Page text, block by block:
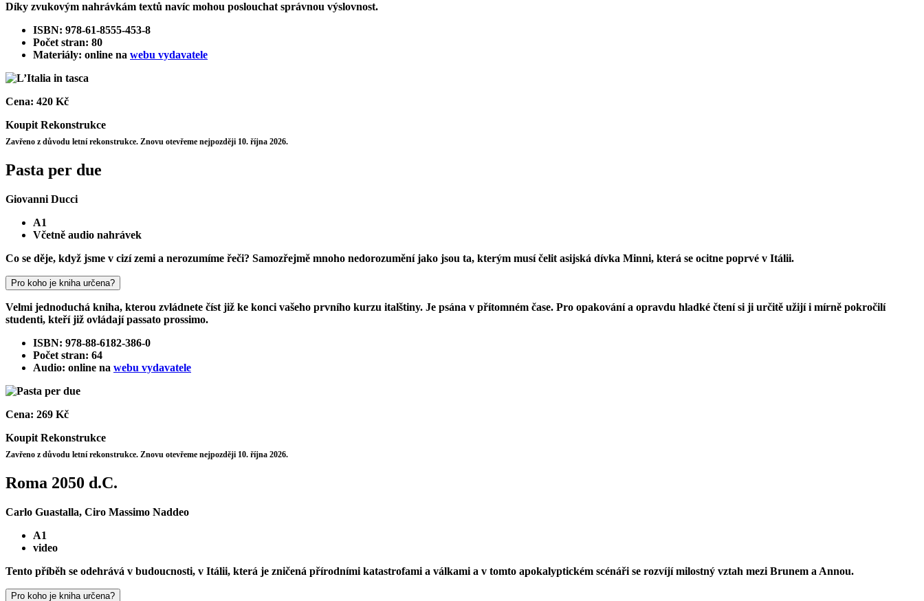
Díky zvukovým nahrávkám textů navíc mohou poslouchat správnou výslovnost.
ISBN: 978-61-8555-453-8
Počet stran: 80
Materiály: online na webu vydavatele
Cena: 420 Kč
Koupit Rekonstrukce
Zavřeno z důvodu letní rekonstrukce. Znovu otevřeme nejpozději 10. října 2026.
Pasta per due
Giovanni Ducci
A1
Včetně audio nahrávek
Co se děje, když jsme v cizí zemi a nerozumíme řeči? Samozřejmě mnoho nedorozumění jako jsou ta, kterým musí čelit asijská dívka Minni, která se ocitne poprvé v Itálii.
Pro koho je kniha určena?
Velmi jednoduchá kniha, kterou zvládnete číst již ke konci vašeho prvního kurzu italštiny. Je psána v přítomném čase. Pro opakování a opravdu hladké čtení si ji určitě užijí i mírně pokročilí
studenti, kteří již ovládají passato prossimo.
ISBN: 978-88-6182-386-0
Počet stran: 64
Audio: online na webu vydavatele
Cena: 269 Kč
Koupit Rekonstrukce
Zavřeno z důvodu letní rekonstrukce. Znovu otevřeme nejpozději 10. října 2026.
Roma 2050 d.C.
Carlo Guastalla, Ciro Massimo Naddeo
A1
video
Tento příběh se odehrává v budoucnosti, v Itálii, která je zničená přírodními katastrofami a válkami a v tomto apokalyptickém scénáři se rozvíjí milostný vztah mezi Brunem a Annou.
Pro koho je kniha určena?